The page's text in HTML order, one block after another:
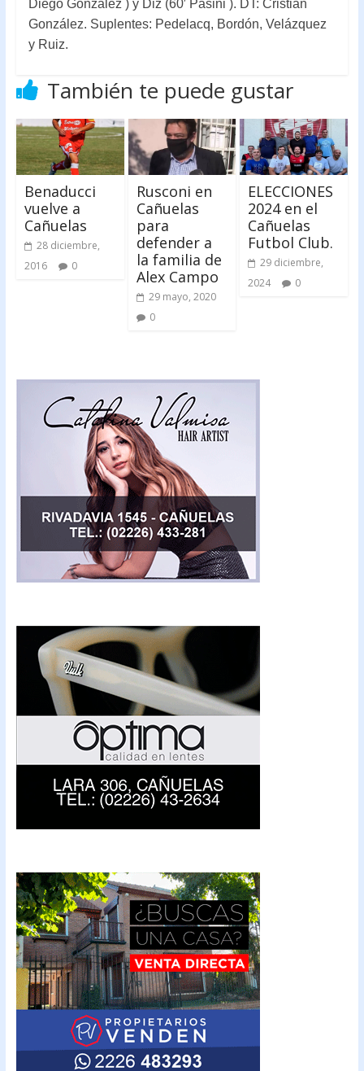
Diego González ) y Diz (60′ Pasini ). DT: Cristian
González. Suplentes: Pedelacq, Bordón, Velázquez
y Ruiz.
También te puede gustar
Benaducci
vuelve a
Cañuelas
28 diciembre,
2016
0
Rusconi en
Cañuelas
para
defender a
la familia de
Alex Campo
29 mayo, 2020
0
ELECCIONES
2024 en el
Cañuelas
Futbol Club.
29 diciembre,
2024
0